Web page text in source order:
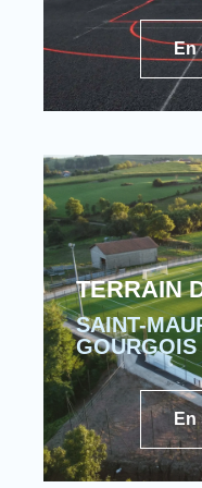
En
TERRAIN
SAINT-
GOURGOIS